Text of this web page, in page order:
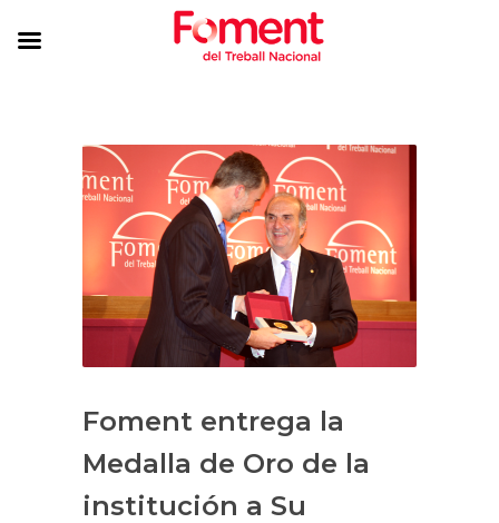
Foment entrega la
Medalla de Oro de la
institución a Su